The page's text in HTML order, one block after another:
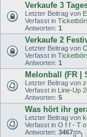
Verkaufe 3
Letzter Beitrag von
Verfasst in
Antworten: 1
Verkaufe 2
Letzter Beitrag von
Verfasst in
Antworten: 1
Melonball (FR |
Letzter Beitrag von
Verfasst in Line-Up
Antworten: 5
Was hört ihr
Letzter Beitrag von
Verfasst in O f f - T o
Antworten: 3467